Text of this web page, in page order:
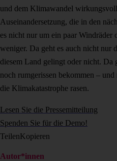
und dem Klimawandel
Auseinandersetzung, die in den
es nicht nur um ein paar Windräder
weniger. Da geht es auch nicht nur
diesem Land gelingt oder nicht. Da
noch rumgerissen bekommen –
die Klimakatastrophe rasen.
Lesen Sie die Pressemitteilung
Spenden Sie für die Demo!
TeilenKopieren
Autor*innen